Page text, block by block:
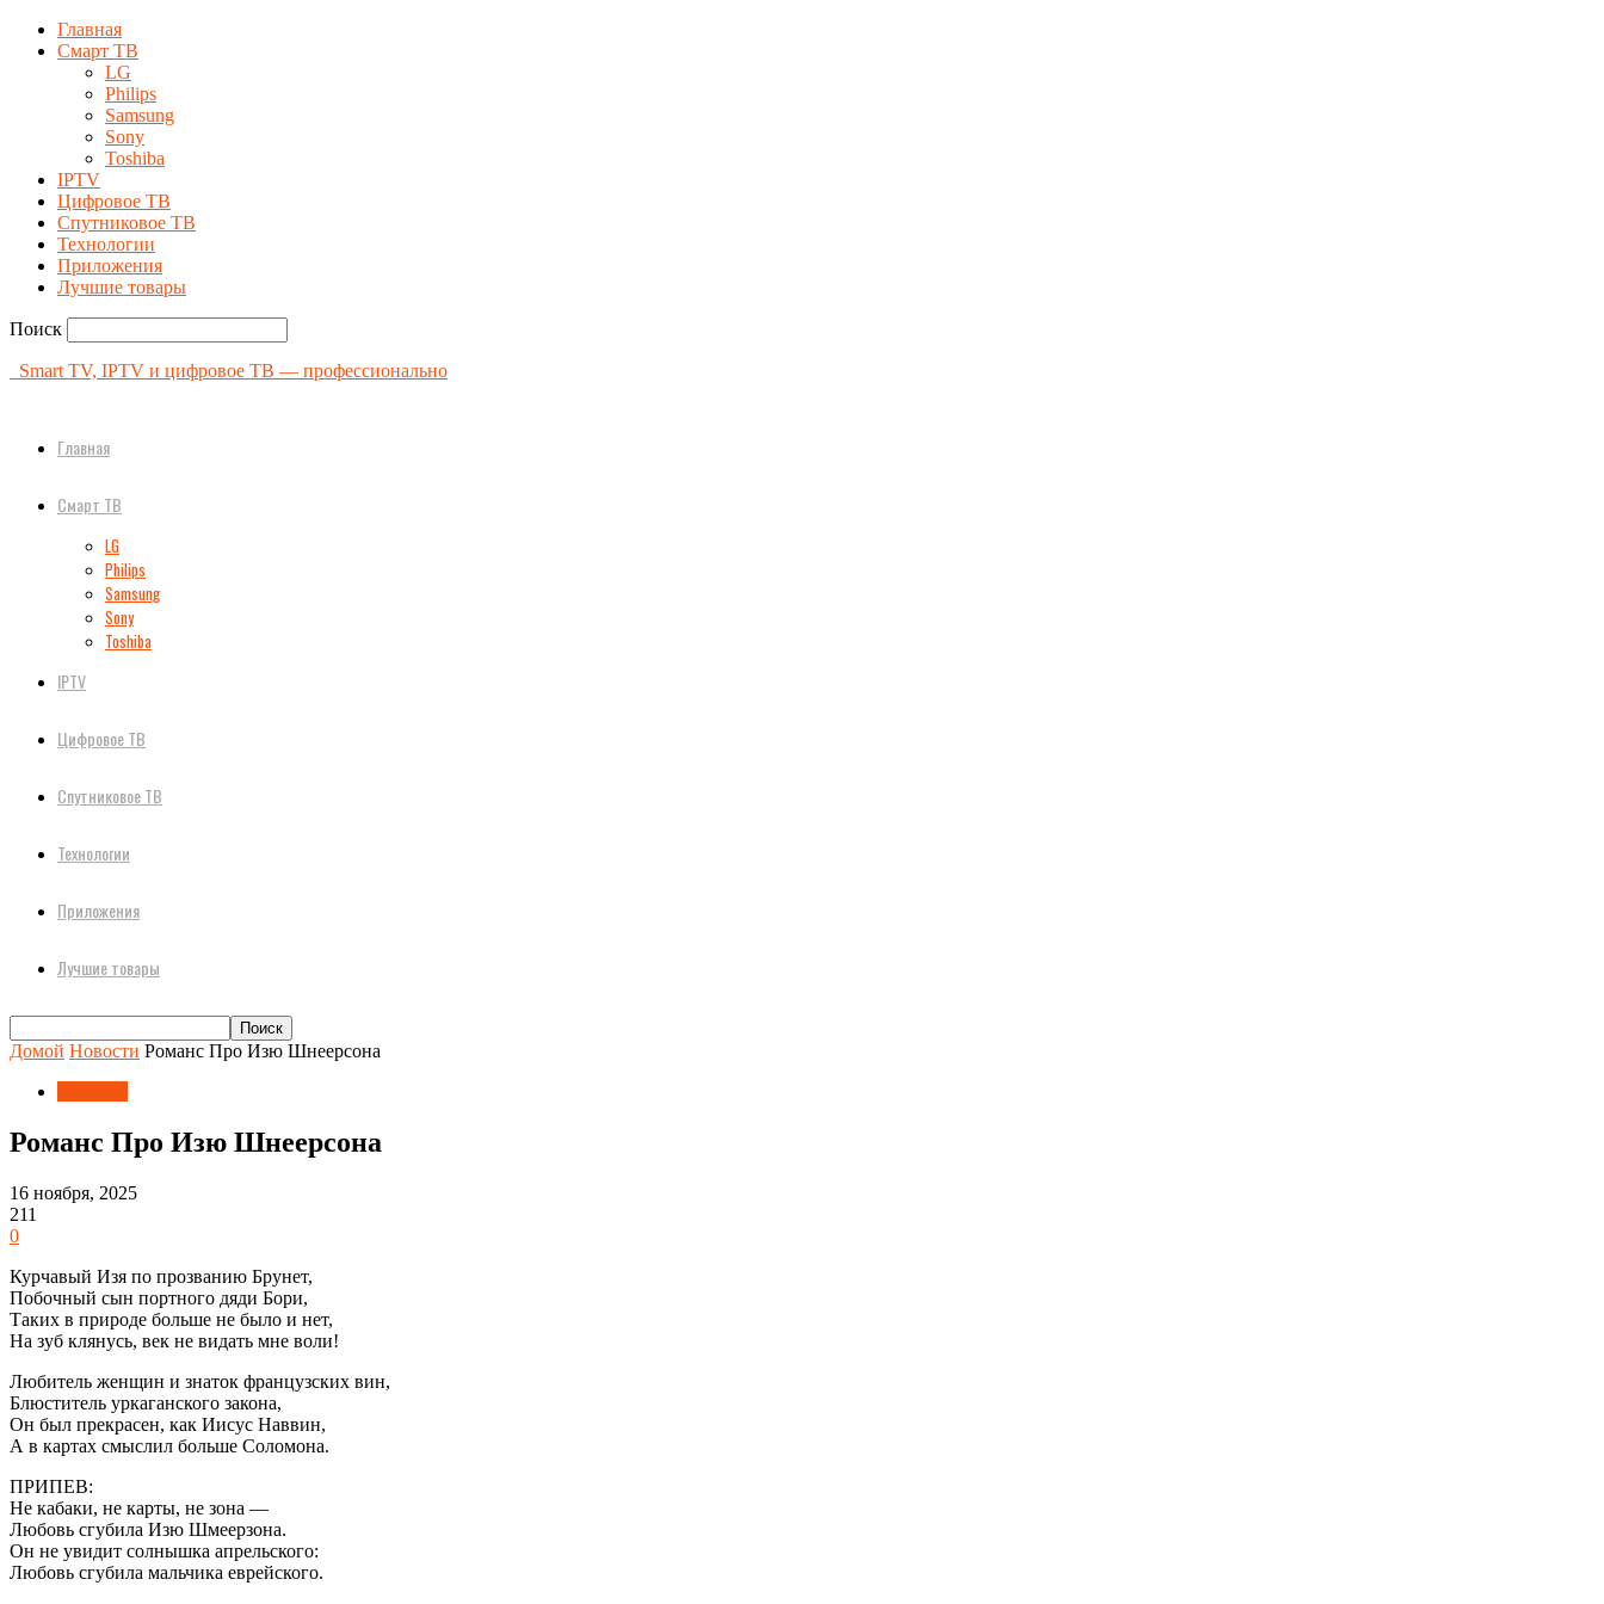
Главная
Смарт ТВ
LG
Philips
Samsung
Sony
Toshiba
IPTV
Цифровое ТВ
Спутниковое ТВ
Технологии
Приложения
Лучшие товары
Поиск
Smart TV, IPTV и цифровое ТВ — профессионально
Главная
Смарт ТВ
LG
Philips
Samsung
Sony
Toshiba
IPTV
Цифровое ТВ
Спутниковое ТВ
Технологии
Приложения
Лучшие товары
Домой Новости Романс Про Изю Шнеерсона
Романс Про Изю Шнеерсона
16 ноября, 2025
211
0
Курчавый Изя по прозванию Брунет,
Побочный сын портного дяди Бори,
Таких в природе больше не было и нет,
На зуб клянусь, век не видать мне воли!
Любитель женщин и знаток французских вин,
Блюститель уркаганского закона,
Он был прекрасен, как Иисус Наввин,
А в картах смыслил больше Соломона.
ПРИПЕВ:
Не кабаки, не карты, не зона —
Любовь сгубила Изю Шмеерзона.
Он не увидит солнышка апрельского:
Любовь сгубила мальчика еврейского.